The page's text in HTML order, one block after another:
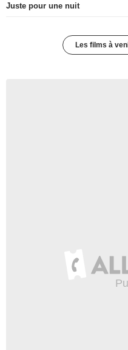
Juste pour une nuit
Les films à